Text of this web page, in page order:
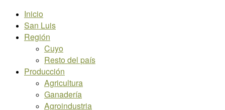
Inicio
San Luis
Región
Cuyo
Resto del país
Producción
Agricultura
Ganadería
Agroindustria